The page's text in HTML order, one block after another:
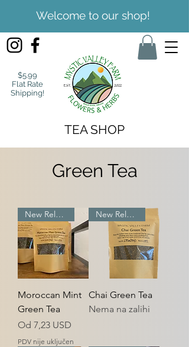
Welcome to our shop!
$5.99
Flat Rate
Shipping!
TEA SHOP
Green Tea
New Release
Moroccan Mint
Green Tea
Od 7,23 USD
Cijena s popustom
PDV nije uključen
New Release
Chai Green Tea
Nema na zalihi